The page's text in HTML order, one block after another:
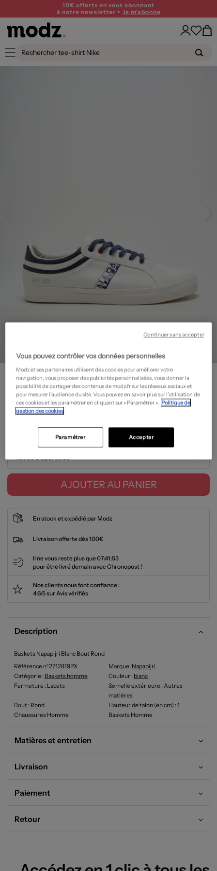
10€ offerts en vous abonnant
à notre newsletter > Je m'abonne
NAPAPIJRI
Baskets - Bout rond- Outlet
22,50€
Prix boutique : 75,00€
Guide des tailles
Tailles disponibles
AJOUTER AU PANIER
En stock et expédié par Modz
Livraison offerte dès 100€
Il ne vous reste plus que07:41:53
pour être livré demain avec Chronopost !
Nos clients nous font confiance :
4.6/5 sur Avis vérifiés
Description
Baskets Napapijri Blanc Bout Rond
Référence n°2712819PX
Marque :Napapijri
Catégorie : Baskets homme Couleur : blanc
Fermeture : Lacets Semelle extérieure : Autres
matières
Bout : Rond Hauteur de talon (en cm) : 1
Chaussures Homme
Baskets Homme
Matières et entretien
Livraison
Paiement
Retour
Vous pouvez contrôler vos données personnelles
Modz et ses partenaires utilisent des cookies pour améliorer votre
navigation, vous proposer des publicités personnalisées, vous donner la
possibilité de partager des contenus de modz.fr sur les réseaux sociaux et
pour mesurer l’audience du site. Vous pouvez en savoir plus sur l’utilisation de
ces cookies et les paramétrer en cliquant sur « Paramétrer ». Politique de
gestion des cookies
Accepter
Paramétrer
Continuer sans accepter